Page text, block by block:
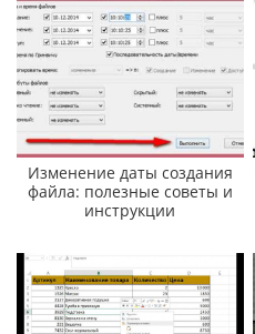
Изменение даты создания
файла: полезные советы и
инструкции